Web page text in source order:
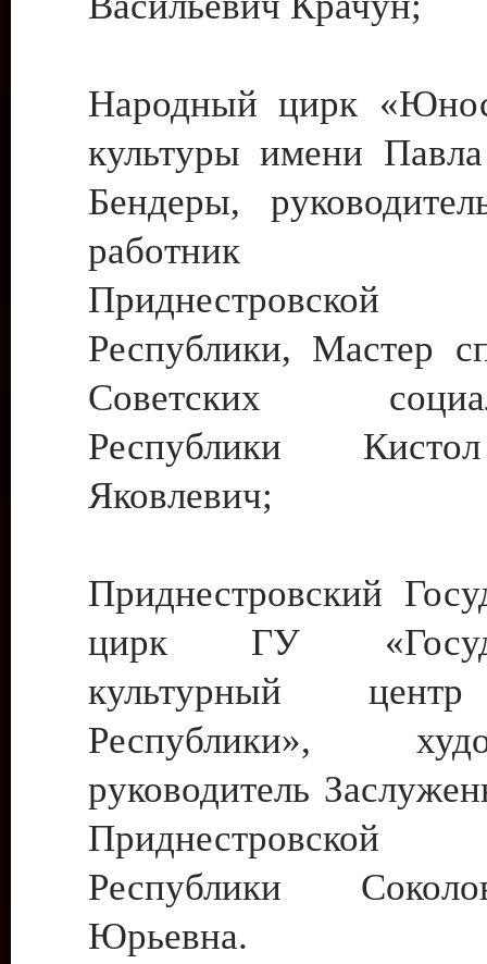
Народный цирк
культуры имени
Бендеры,
работник
Приднестровской
Республики, Мастер
Советских
Республики
Яковлевич;
Приднестровский
цирк ГУ
культурный
Республики»,
руководитель
Приднестровской
Республики
Юрьевна.